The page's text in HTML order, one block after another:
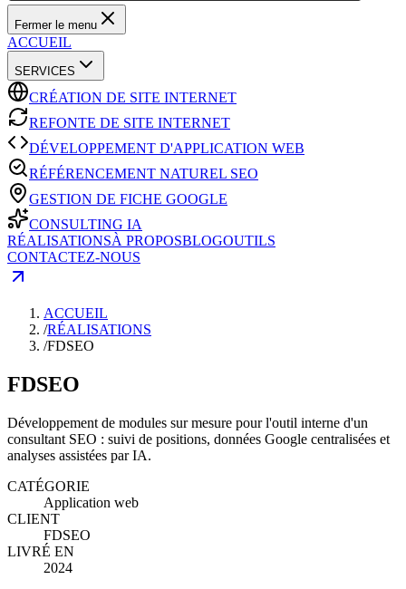
Fermer le menu
ACCUEIL
SERVICES
CRÉATION DE SITE INTERNET
REFONTE DE SITE INTERNET
DÉVELOPPEMENT D'APPLICATION WEB
RÉFÉRENCEMENT NATUREL SEO
GESTION DE FICHE GOOGLE
CONSULTING IA
RÉALISATIONSÀ PROPOSBLOGOUTILS
CONTACTEZ-NOUS
ACCUEIL
/RÉALISATIONS
/FDSEO
FDSEO
Développement de modules sur mesure pour l'outil interne d'un
consultant SEO : suivi de positions, données Google centralisées et
analyses assistées par IA.
CATÉGORIE
Application web
CLIENT
FDSEO
LIVRÉ EN
2024